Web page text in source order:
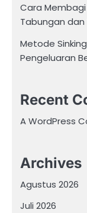
Cara
Tabungan dan
Metode
Pengeluaran
Recent
A WordPress
Archives
Agustus 2026
Juli 2026